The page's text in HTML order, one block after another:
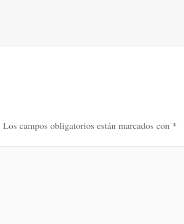
Los campos obligatorios están marcados con *